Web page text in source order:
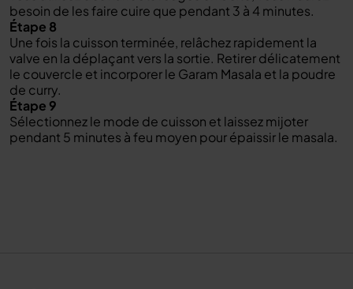
besoin de les faire cuire que pendant 3 à 4 minutes.
Étape 8
Une fois la cuisson terminée, relâchez rapidement la
valve en la déplaçant vers la sortie. Retirer délicatement
le couvercle et incorporer le Garam Masala et la poudre
de curry.
Étape 9
Sélectionnez le mode de cuisson et laissez mijoter
pendant 5 minutes à feu moyen pour épaissir le masala.